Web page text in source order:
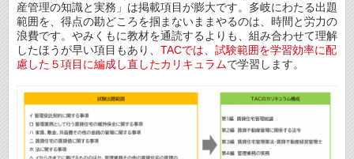
産管理の知識と実務」は掲載項目が膨大です。多岐にわたる出題
範囲を、得点の勘どころを掴まないままやるのは、時間と労力の
浪費です。やみくもに教材を通読するよりも、組み合わせて理解
したほうが早い項目もあり、 TACでは、試験範囲を学習効率に配
慮した５項目に編成し直したカリキュラムで学習します。